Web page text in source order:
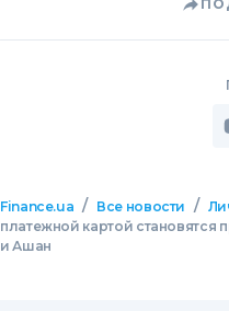
Finance.ua / Все новости /
платежной картой становятся
и Ашан